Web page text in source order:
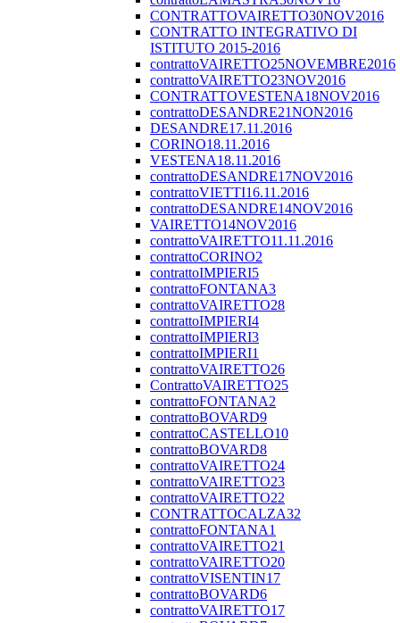
CONTRATTOVAIRETTO30NOV2016
CONTRATTO INTEGRATIVO DI
ISTITUTO 2015-2016
contrattoVAIRETTO25NOVEMBRE2016
contrattoVAIRETTO23NOV2016
CONTRATTOVESTENA18NOV2016
contrattoDESANDRE21NON2016
DESANDRE17.11.2016
CORINO18.11.2016
VESTENA18.11.2016
contrattoDESANDRE17NOV2016
contrattoVIETTI16.11.2016
contrattoDESANDRE14NOV2016
VAIRETTO14NOV2016
contrattoVAIRETTO11.11.2016
contrattoCORINO2
contrattoIMPIERI5
contrattoFONTANA3
contrattoVAIRETTO28
contrattoIMPIERI4
contrattoIMPIERI3
contrattoIMPIERI1
contrattoVAIRETTO26
ContrattoVAIRETTO25
contrattoFONTANA2
contrattoBOVARD9
contrattoCASTELLO10
contrattoBOVARD8
contrattoVAIRETTO24
contrattoVAIRETTO23
contrattoVAIRETTO22
CONTRATTOCALZA32
contrattoFONTANA1
contrattoVAIRETTO21
contrattoVAIRETTO20
contrattoVISENTIN17
contrattoBOVARD6
contrattoVAIRETTO17